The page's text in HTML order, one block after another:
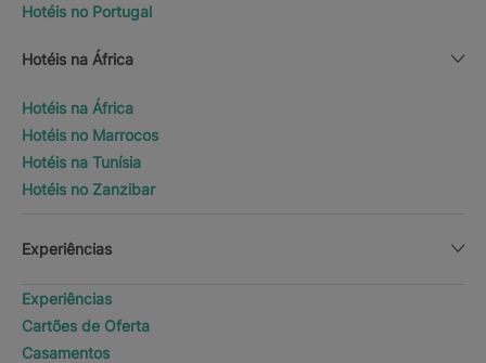
Hotéis no Portugal
Hotéis na África
Hotéis na África
Hotéis no Marrocos
Hotéis na Tunísia
Hotéis no Zanzibar
Experiências
Experiências
Cartões de Oferta
Casamentos